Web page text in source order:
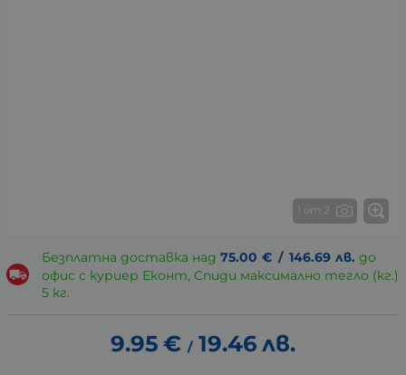
1 от 2
Безплатна доставка над 75.00 € / 146.69 лв. до
офис с куриер Еконт, Спиди максимално тегло (кг.)
5 кг.
9.95 € / 19.46 лв.